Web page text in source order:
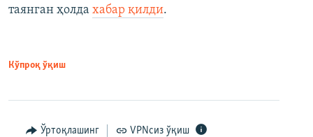
таянган ҳолда хабар қилди.
Кўпроқ ўқиш
Ўртоқлашинг VPNсиз ўқиш